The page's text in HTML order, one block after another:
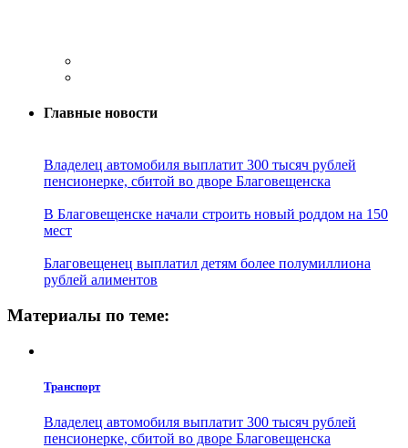
Главные новости
Владелец автомобиля выплатит 300 тысяч рублей
пенсионерке, сбитой во дворе Благовещенска
В Благовещенске начали строить новый роддом на 150
мест
Благовещенец выплатил детям более полумиллиона
рублей алиментов
Материалы по теме:
Транспорт
Владелец автомобиля выплатит 300 тысяч рублей
пенсионерке, сбитой во дворе Благовещенска